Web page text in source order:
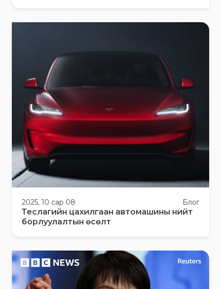
2025, 10 сар 08 Блог
Теслагийн цахилгаан автомашины нийт
борлуулалтын өсөлт